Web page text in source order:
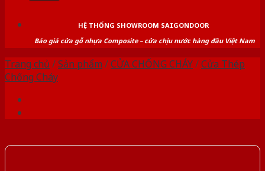
HỆ THỐNG SHOWROOM SAIGONDOOR
Báo giá cửa gỗ nhựa Composite – cửa chịu nước hàng đầu Việt Nam
Trang chủ /Sản phẩm /CỬA CHỐNG CHÁY/Cửa Thép
Chống Cháy